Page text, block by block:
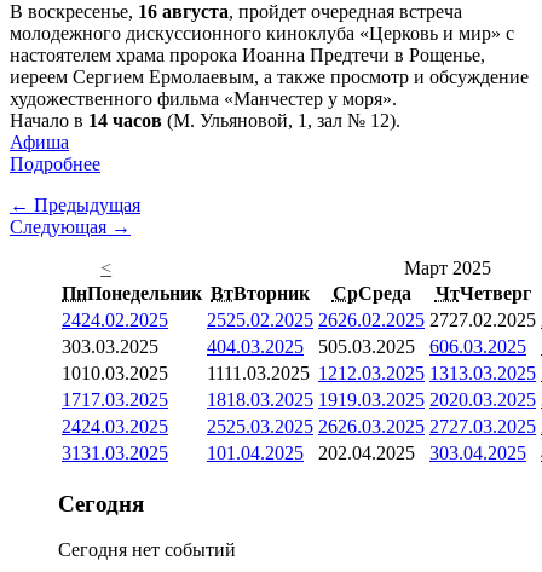
В воскресенье, 16 августа, пройдет очередная встреча
молодежного дискуссионного киноклуба «Церковь и мир» с
настоятелем храма пророка Иоанна Предтечи в Рощенье,
иереем Сергием Ермолаевым, а также просмотр и обсуждение
художественного фильма «Манчестер у моря».
Начало в 14 часов (М. Ульяновой, 1, зал № 12).
Афиша
Подробнее
← Предыдущая
Следующая →
<
Март 2025
ПнПонедельник ВтВторник СрСреда ЧтЧетверг
2424.02.2025 2525.02.2025 2626.02.2025 2727.02.2025
303.03.2025 404.03.2025 505.03.2025 606.03.2025
1010.03.2025 1111.03.2025 1212.03.2025 1313.03.2025
1717.03.2025 1818.03.2025 1919.03.2025 2020.03.2025
2424.03.2025 2525.03.2025 2626.03.2025 2727.03.2025
3131.03.2025 101.04.2025 202.04.2025 303.04.2025
Сегодня
Сегодня нет событий